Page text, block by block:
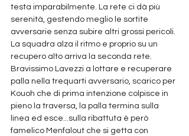
testa imparabilmente. La rete ci dà più
serenità, gestendo meglio le sortite
avversarie senza subire altri grossi pericoli.
La squadra alza il ritmo e proprio su un
recupero alto arriva la seconda rete.
Bravissimo Lavezzi a lottare e recuperare
palla nella trequarti avversario, scarico per
Kouoh che di prima intenzione colpisce in
pieno la traversa, la palla termina sulla
linea ed esce...sulla ribattuta è però
famelico Menfalout che si getta con